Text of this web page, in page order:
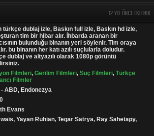
12 YIL ÖNCE EKLENDI
türkçe dublaj izle, Baskın full izle, Baskın hd izle,
tim bir hibar alır. İhbarda aranan bir
bulunduğu binanın yeri söylenir. Tim oraya
bu binanın her katı azılı suçlularla doludur.
dublaj ve altyazılı olarak 1080p görüntü
Filmleri, Gerilim Filmleri, Suç Filmleri, Türkçe
Filmler
- ABD, Endonezya
Evans
Yayan Ruhian, Tegar Satrya, Ray Sahetapy,